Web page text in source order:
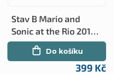
Stav B Mario and
Sonic at the Rio 2016
Olympic Games (Wii
399 Kč
Do košíku